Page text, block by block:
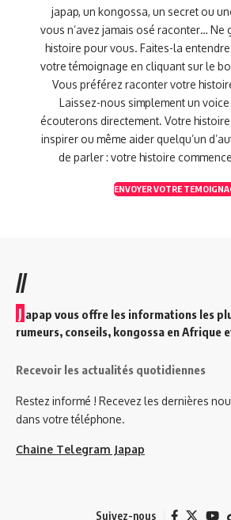
japap, un kongossa, un secret ou
vous n’avez jamais osé raconter… Ne
histoire pour vous. Faites-la
votre témoignage en cliquant sur le
Vous préférez raconter votre
Laissez-nous simplement un
écouterons directement. Votre
inspirer ou même aider quelqu’un
de parler : votre histoire
ENVOYER VOTRE
//
J apap vous offre les informations les
rumeurs, conseils, kongossa en Afrique
Recevoir les actualités quotidiennes
Restez informé ! Recevez les dernières
dans votre téléphone.
Chaine Telegram Japap
Suivez-nous